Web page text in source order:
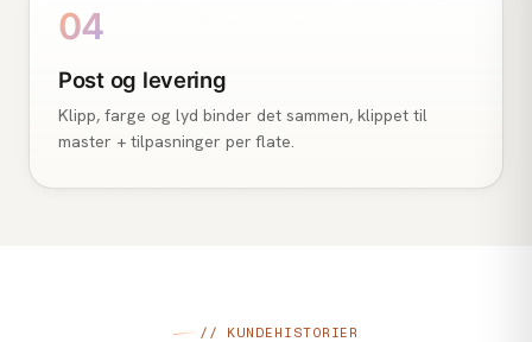
04
Post og levering
Klipp, farge og lyd binder det sammen, klippet til
master + tilpasninger per flate.
// KUNDEHISTORIER